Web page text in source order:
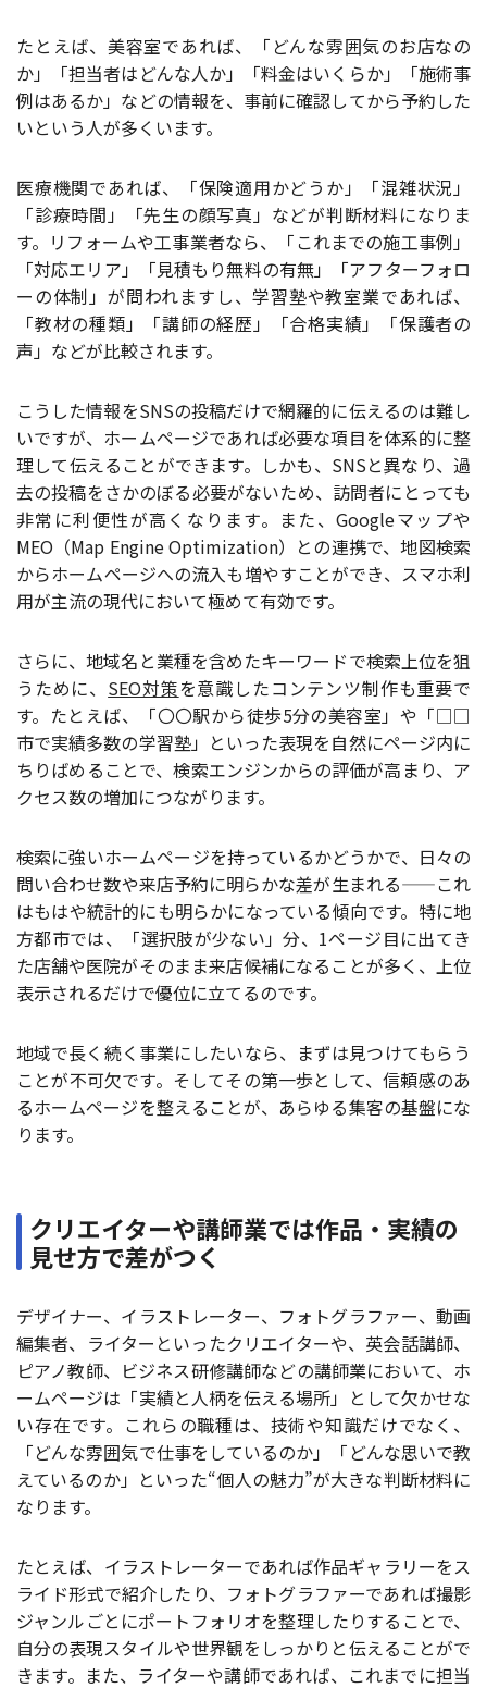
たとえば、美容室であれば、「どんな雰囲気のお店なの
か」「担当者はどんな人か」「料金はいくらか」「施術事
例はあるか」などの情報を、事前に確認してから予約した
いという人が多くいます。
医療機関であれば、「保険適用かどうか」「混雑状況」
「診療時間」「先生の顔写真」などが判断材料になりま
す。リフォームや工事業者なら、「これまでの施工事例」
「対応エリア」「見積もり無料の有無」「アフターフォロ
ーの体制」が問われますし、学習塾や教室業であれば、
「教材の種類」「講師の経歴」「合格実績」「保護者の
声」などが比較されます。
こうした情報をSNSの投稿だけで網羅的に伝えるのは難し
いですが、ホームページであれば必要な項目を体系的に整
理して伝えることができます。しかも、SNSと異なり、過
去の投稿をさかのぼる必要がないため、訪問者にとっても
非常に利便性が高くなります。また、Googleマップや
MEO（Map Engine Optimization）との連携で、地図検索
からホームページへの流入も増やすことができ、スマホ利
用が主流の現代において極めて有効です。
さらに、地域名と業種を含めたキーワードで検索上位を狙
うために、 SEO対策を意識したコンテンツ制作も重要で
す。たとえば、「〇〇駅から徒歩5分の美容室」や「□□
市で実績多数の学習塾」といった表現を自然にページ内に
ちりばめることで、検索エンジンからの評価が高まり、ア
クセス数の増加につながります。
検索に強いホームページを持っているかどうかで、日々の
問い合わせ数や来店予約に明らかな差が生まれる——これ
はもはや統計的にも明らかになっている傾向です。特に地
方都市では、「選択肢が少ない」分、1ページ目に出てき
た店舗や医院がそのまま来店候補になることが多く、上位
表示されるだけで優位に立てるのです。
地域で長く続く事業にしたいなら、まずは見つけてもらう
ことが不可欠です。そしてその第一歩として、信頼感のあ
るホームページを整えることが、あらゆる集客の基盤にな
ります。
クリエイターや講師業では作品・実績の
見せ方で差がつく
デザイナー、イラストレーター、フォトグラファー、動画
編集者、ライターといったクリエイターや、英会話講師、
ピアノ教師、ビジネス研修講師などの講師業において、ホ
ームページは「実績と人柄を伝える場所」として欠かせな
い存在です。これらの職種は、技術や知識だけでなく、
「どんな雰囲気で仕事をしているのか」「どんな思いで教
えているのか」といった“個人の魅力”が大きな判断材料に
なります。
たとえば、イラストレーターであれば作品ギャラリーをス
ライド形式で紹介したり、フォトグラファーであれば撮影
ジャンルごとにポートフォリオを整理したりすることで、
自分の表現スタイルや世界観をしっかりと伝えることがで
きます。また、ライターや講師であれば、これまでに担当